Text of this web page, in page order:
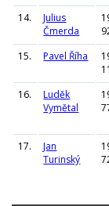
14.
Julius
Čmerda
15. Pavel Říha
16.
Luděk
Vymětal
17.
Jan
Turinský